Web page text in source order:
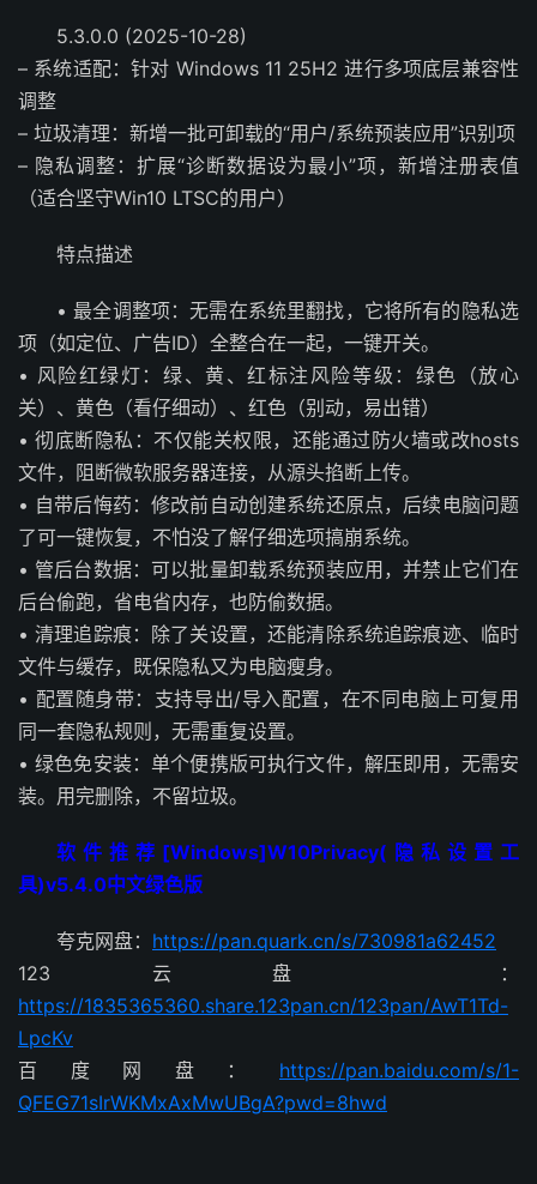
5.3.0.0 (2025-10-28)
– 系统适配：针对 Windows 11 25H2 进行多项底层兼容性
调整
– 垃圾清理：新增一批可卸载的“用户/系统预装应用”识别项
– 隐私调整：扩展“诊断数据设为最小”项，新增注册表值
（适合坚守Win10 LTSC的用户）
特点描述
• 最全调整项：无需在系统里翻找，它将所有的隐私选
项（如定位、广告ID）全整合在一起，一键开关。
• 风险红绿灯：绿、黄、红标注风险等级：绿色（放心
关）、黄色（看仔细动）、红色（别动，易出错）
• 彻底断隐私：不仅能关权限，还能通过防火墙或改hosts
文件，阻断微软服务器连接，从源头掐断上传。
• 自带后悔药：修改前自动创建系统还原点，后续电脑问题
了可一键恢复，不怕没了解仔细选项搞崩系统。
• 管后台数据：可以批量卸载系统预装应用，并禁止它们在
后台偷跑，省电省内存，也防偷数据。
• 清理追踪痕：除了关设置，还能清除系统追踪痕迹、临时
文件与缓存，既保隐私又为电脑瘦身。
• 配置随身带：支持导出/导入配置，在不同电脑上可复用
同一套隐私规则，无需重复设置。
• 绿色免安装：单个便携版可执行文件，解压即用，无需安
装。用完删除，不留垃圾。
软件推荐[Windows]W10Privacy(隐私设置工
具)v5.4.0中文绿色版
夸克网盘： https://pan.quark.cn/s/730981a62452
123云盘 ：
https://1835365360.share.123pan.cn/123pan/AwT1Td-
LpcKv
百度网盘： https://pan.baidu.com/s/1-
QFEG71sIrWKMxAxMwUBgA?pwd=8hwd